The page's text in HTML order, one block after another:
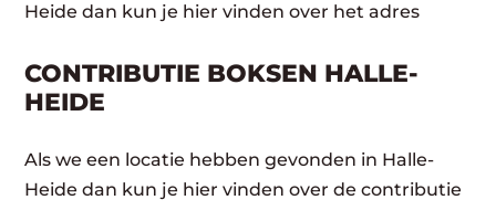
Heide dan kun je hier vinden over het adres
CONTRIBUTIE BOKSEN HALLE-
HEIDE
Als we een locatie hebben gevonden in Halle-
Heide dan kun je hier vinden over de contributie